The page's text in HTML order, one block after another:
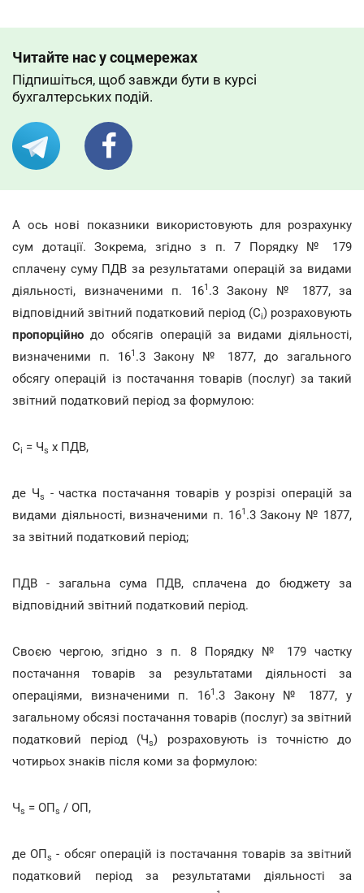
Читайте нас у соцмережах
Підпишіться, щоб завжди бути в курсі
бухгалтерських подій.
А ось нові показники використовують для розрахунку
сум дотації. Зокрема, згідно з п. 7 Порядку № 179
сплачену суму ПДВ за результатами операцій за видами
діяльності, визначеними п. 161 .3 Закону № 1877, за
відповідний звітний податковий період (Сі) розраховують
пропорційно до обсягів операцій за видами діяльності,
визначеними п. 161 .3 Закону № 1877, до загального
обсягу операцій із постачання товарів (послуг) за такий
звітний податковий період за формулою:
Сі = Чs х ПДВ,
де Чs
- частка постачання товарів у розрізі операцій за
видами діяльності, визначеними п. 161 .3 Закону № 1877,
за звітний податковий період;
ПДВ - загальна сума ПДВ, сплачена до бюджету за
відповідний звітний податковий період.
Своєю чергою, згідно з п. 8 Порядку № 179 частку
постачання товарів за результатами діяльності за
операціями, визначеними п. 161 .3 Закону № 1877, у
загальному обсязі постачання товарів (послуг) за звітний
податковий період (Чs) розраховують із точністю до
чотирьох знаків після коми за формулою:
Чs = ОПs / ОП,
де ОПs - обсяг операцій із постачання товарів за звітний
податковий період за результатами діяльності за